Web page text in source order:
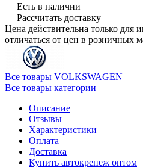
Есть в наличии
Рассчитать доставку
Цена действительна только для
отличаться от цен в розничных
Все товары VOLKSWAGEN
Все товары категории
Описание
Отзывы
Характеристики
Оплата
Доставка
Купить автокрепеж оптом